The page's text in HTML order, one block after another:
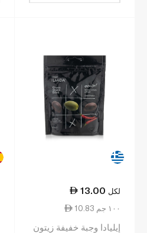
13.00 لكل
10.83 ١٠٠ جم
إيليادا وجبة خفيفة زيتون